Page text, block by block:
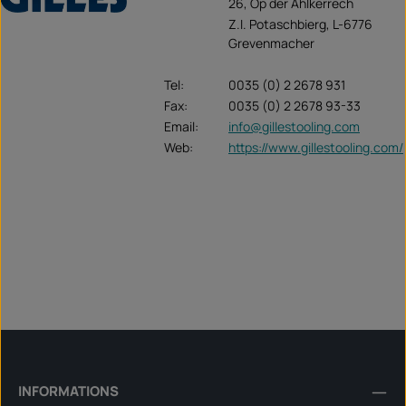
26, Op der Ahlkerrech
Z.I. Potaschbierg, L-6776
Grevenmacher
Tel:
0035 (0) 2 2678 931
Fax:
0035 (0) 2 2678 93-33
Email:
info@gillestooling.com
Web:
https://www.gillestooling.com/
INFORMATIONS